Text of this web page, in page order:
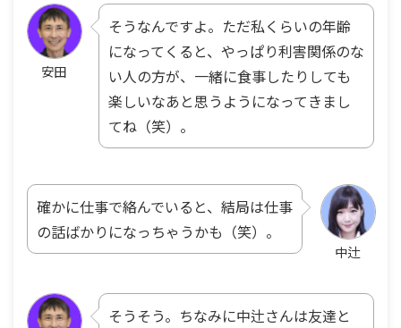
安田
そうなんですよ。ただ私くらいの年齢
になってくると、やっぱり利害関係のな
い人の方が、一緒に食事したりしても
楽しいなあと思うようになってきまし
てね（笑）。
中辻
確かに仕事で絡んでいると、結局は仕事
の話ばかりになっちゃうかも（笑）。
そうそう。ちなみに中辻さんは友達と